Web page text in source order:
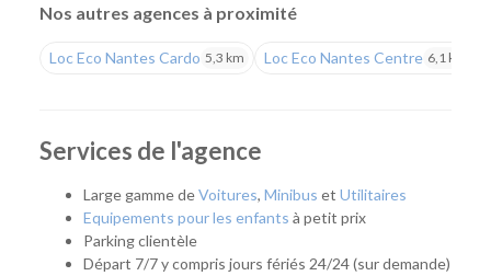
Nos autres agences à proximité
Loc Eco Nantes Cardo 5,3 km Loc Eco Nantes Centre 6,1 km
Services de l'agence
Large gamme deVoitures, Minibus et Utilitaires
Equipements pour les enfants à petit prix
Parking clientèle
Départ 7/7 y compris jours fériés 24/24 (sur demande)